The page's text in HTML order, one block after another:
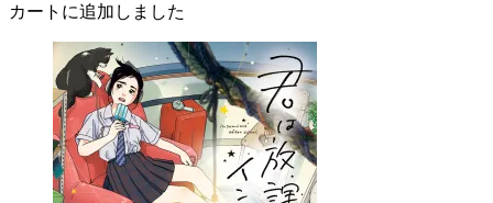
カートに追加しました